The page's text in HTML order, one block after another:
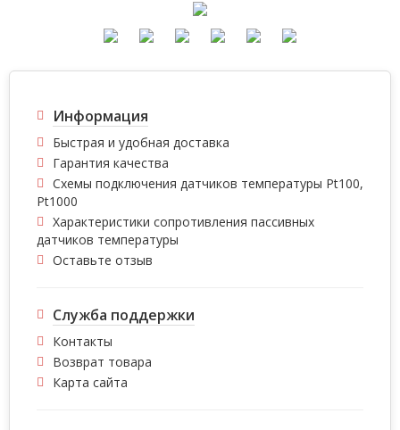
Информация
Быстрая и удобная доставка
Гарантия качества
Схемы подключения датчиков температуры Pt100,
Pt1000
Характеристики сопротивления пассивных
датчиков температуры
Оставьте отзыв
Служба поддержки
Контакты
Возврат товара
Карта сайта